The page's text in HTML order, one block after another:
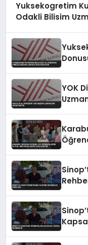
Yuksekogretim
Odakli Bilisim
YOK